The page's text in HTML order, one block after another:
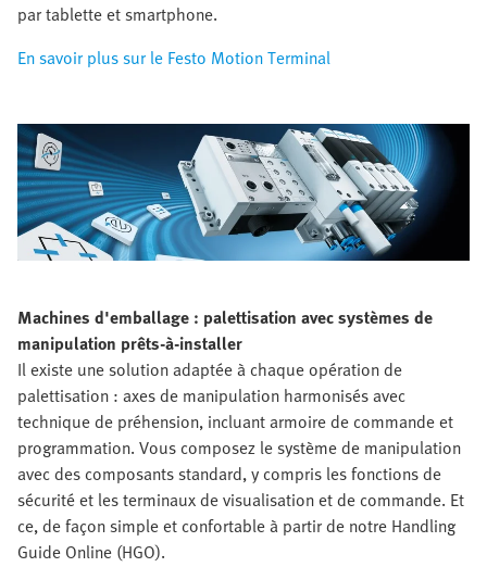
par tablette et smartphone.
En savoir plus sur le Festo Motion Terminal
Machines d'emballage : palettisation avec systèmes de
manipulation prêts-à-installer
Il existe une solution adaptée à chaque opération de
palettisation : axes de manipulation harmonisés avec
technique de préhension, incluant armoire de commande et
programmation. Vous composez le système de manipulation
avec des composants standard, y compris les fonctions de
sécurité et les terminaux de visualisation et de commande. Et
ce, de façon simple et confortable à partir de notre Handling
Guide Online (HGO).